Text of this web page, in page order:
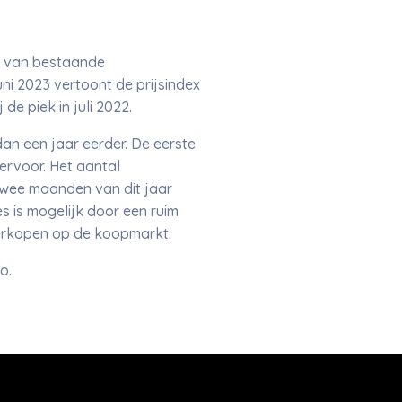
van bestaande
2023 vertoont de prijsindex
piek in juli 2022.
een jaar eerder. De eerste
Het aantal
maanden van dit jaar
is mogelijk door een ruim
op de koopmarkt.